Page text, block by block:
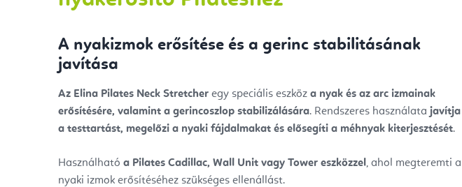
A nyakizmok erősítése és a gerinc stabilitásának
javítása
Az Elina Pilates Neck Stretcher egy speciális eszköz a nyak és az arc izmainak
erősítésére, valamint a gerincoszlop stabilizálására. Rendszeres használata javítja
a testtartást, megelőzi a nyaki fájdalmakat és elősegíti a méhnyak kiterjesztését.
Használható a Pilates Cadillac, Wall Unit vagy Tower eszközzel, ahol megteremti a
nyaki izmok erősítéséhez szükséges ellenállást.